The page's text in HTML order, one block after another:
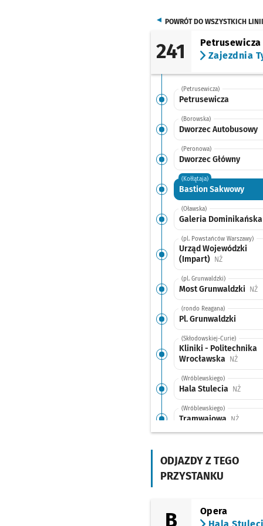
POWRÓT DO WSZYSTKICH LINII
241
Petrusewicza
Zajezdnia
(Petrusewicza)
Petrusewicza
(Borowska)
Dworzec Autobusowy
(Peronowa)
Dworzec Główny
(Kołłątaja)
Bastion Sakwowy
(Oławska)
Galeria Dominikańska
(pl. Powstańców Warszawy)
Urząd Wojewódzki
(Impart)
NŻPrzystanek
(pl. Grunwaldzki)
Most Grunwaldzki NŻ
(rondo Reagana)
Pl. Grunwaldzki
(Skłodowskiej-Curie)
Kliniki - Politechnika
Wrocławska
NŻ
(Wróblewskiego)
Hala Stulecia NŻ
(Wróblewskiego)
Tramwajowa NŻ
Biegasa NŻPrzystanek
Międzyrzecka
ODJAZDY Z TEGO
PRZYSTANKU
B
Opera